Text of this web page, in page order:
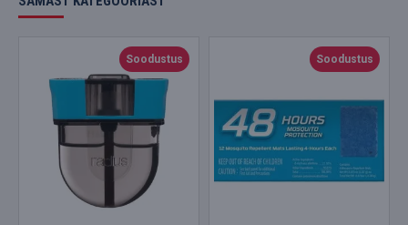
Soodustus Soodustus